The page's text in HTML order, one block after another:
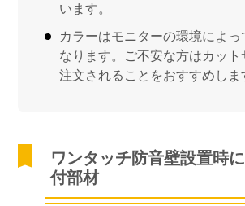
います。
カラーはモニターの環境によっ
なります。ご不安な方はカット
注文されることをおすすめしま
ワンタッチ防音壁設置時
付部材